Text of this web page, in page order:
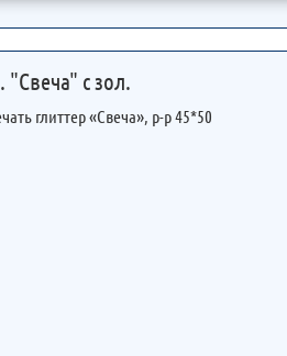
"Свеча" с зол.
глиттер «Свеча», р-р 45*50